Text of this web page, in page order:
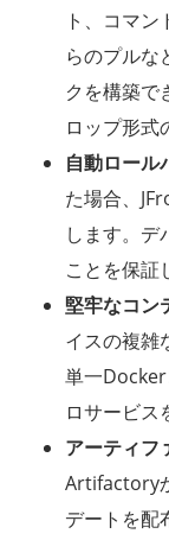
ト、コマ
らのプルな
クを構築で
ロップ形式
自動ロール
た場合、
します。デ
ことを保証
堅牢なコン
イスの複雑
単一
ロサービス
アーティフ
Artifactory
デートを配